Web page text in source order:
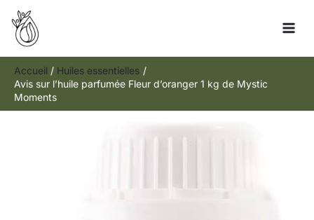
Aller
contenu
Accueil
Huiles essentielles
Avis sur l’huile parfumée Fleur d’oranger 1 kg de Mystic
Moments
Rechercher